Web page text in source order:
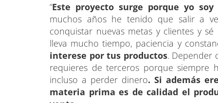
“Este proyecto surge porque yo
muchos años he tenido que salir a
conquistar nuevas metas y clientes y
lleva mucho tiempo, paciencia y
interese por tus productos. Depender
requieres de terceros porque siempre
incluso a perder dinero. Si además
materia prima es de calidad el